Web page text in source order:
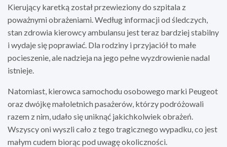
Kierujący karetką został przewieziony do szpitala z
poważnymi obrażeniami. Według informacji od śledczych,
stan zdrowia kierowcy ambulansu jest teraz bardziej stabilny
i wydaje się poprawiać. Dla rodziny i przyjaciół to małe
pocieszenie, ale nadzieja na jego pełne wyzdrowienie nadal
istnieje.
Natomiast, kierowca samochodu osobowego marki Peugeot
oraz dwójkę małoletnich pasażerów, którzy podróżowali
razem z nim, udało się uniknąć jakichkolwiek obrażeń.
Wszyscy oni wyszli cało z tego tragicznego wypadku, co jest
małym cudem biorąc pod uwagę okoliczności.